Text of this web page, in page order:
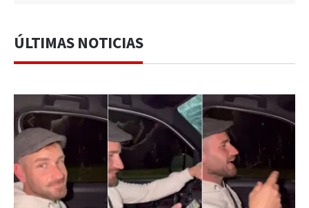
ÚLTIMAS NOTICIAS